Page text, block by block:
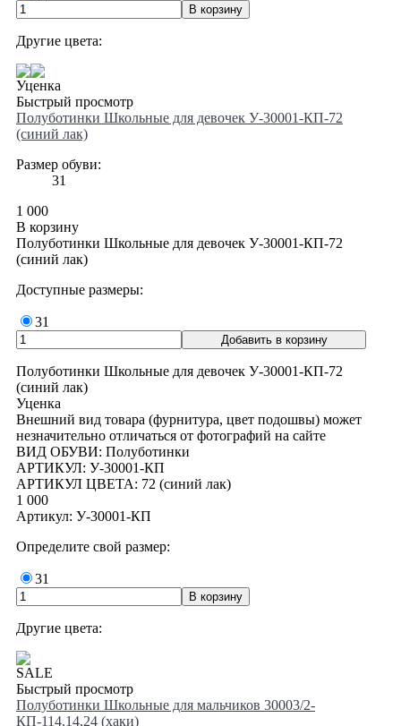
Другие цвета:
Уценка
Быстрый просмотр
Полуботинки Школьные для девочек У-30001-КП-72
(синий лак)
Размер обуви:
31
1 000
В корзину
Полуботинки Школьные для девочек У-30001-КП-72
(синий лак)
Доступные размеры:
31
Полуботинки Школьные для девочек У-30001-КП-72
(синий лак)
Уценка
Внешний вид товара (фурнитура, цвет подошвы) может
незначительно отличаться от фотографий на сайте
ВИД ОБУВИ: Полуботинки
АРТИКУЛ: У-30001-КП
АРТИКУЛ ЦВЕТА: 72 (синий лак)
1 000
Артикул: У-30001-КП
Определите свой размер:
31
Другие цвета:
SALE
Быстрый просмотр
Полуботинки Школьные для мальчиков 30003/2-
КП-114,14,24 (хаки)